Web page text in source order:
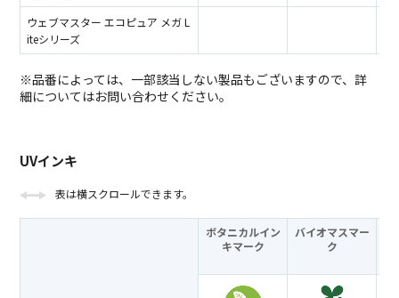
ウェブマスター エコピュア メガ L
iteシリーズ
※品番によっては、一部該当しない製品もございますので、詳
細についてはお問い合わせください。
UVインキ
表は横スクロールできます。
ボタニカルイン
キマーク
バイオマスマー
ク